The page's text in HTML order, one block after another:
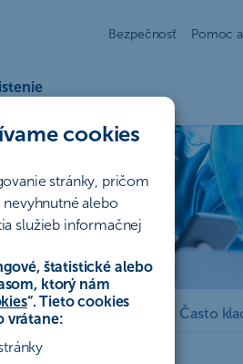
cookies
stránky, pričom
alebo
služieb informačnej
štatistické alebo
ktorý nám
“. Tieto cookies
vrátane:
Bezpečnosť Pomoc
väčší obnos financií,
Investičné tipy Často